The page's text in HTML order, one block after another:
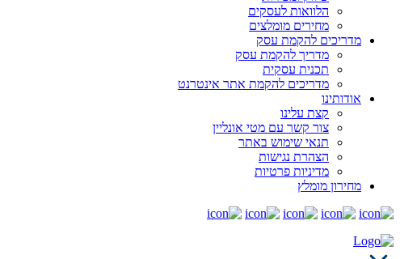
הלוואות לעסקים
מחירים מומלצים
מדריכים להקמת עסק
מדריך להקמת עסק
תכנית עסקית
מדריכים להקמת אתר אינטרנט
אודותינו
קצת עלינו
צור קשר עם מטי אונליין
תנאי שימוש באתר
הצהרת נגישות
מדיניות פרטיות
מחירון מומלץ